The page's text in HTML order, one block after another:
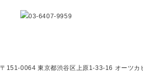
〒151-0064 東京都渋谷区上原1-33-16 オーツカ